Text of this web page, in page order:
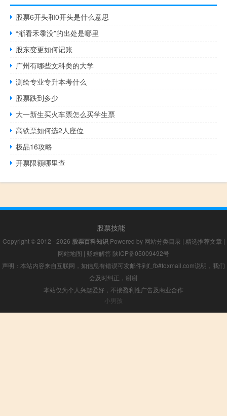
股票6开头和0开头是什么意思
“渐看禾黍没”的出处是哪里
股东变更如何记账
广州有哪些文科类的大学
测绘专业专升本考什么
股票跌到多少
大一新生买火车票怎么买学生票
高铁票如何选2人座位
极品16攻略
开票限额哪里查
股票技能
Copyright © 2012 - 2026 股票百科知识 Powered by 网站分类目录 | 精选推荐文章 |
网站地图 | 疑难解答 陕ICP备05009492号
声明：本站内容来自互联网，如信息有错误可发邮件到f_fb#foxmail.com说明，我们
会及时纠正，谢谢
本站仅为个人兴趣爱好，不接盈利性广告及商业合作
小男孩